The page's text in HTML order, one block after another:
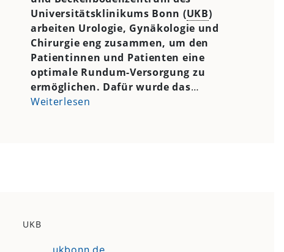
Universitätsklinikums Bonn (UKB)
arbeiten Urologie, Gynäkologie und
Chirurgie eng zusammen, um den
Patientinnen und Patienten eine
optimale Rundum-Versorgung zu
ermöglichen. Dafür wurde das…
Weiterlesen
UKB
ukbonn.de